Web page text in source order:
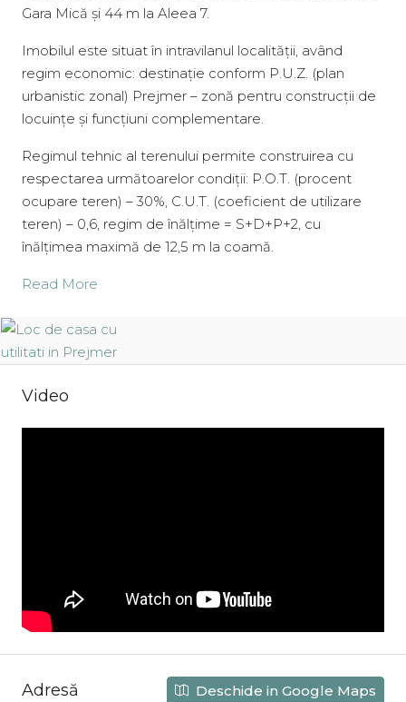
Gara Mică și 44 m la Aleea 7.
Imobilul este situat în intravilanul localității, având
regim economic: destinație conform P.U.Z. (plan
urbanistic zonal) Prejmer – zonă pentru construcții de
locuințe și funcțiuni complementare.
Regimul tehnic al terenului permite construirea cu
respectarea următoarelor condiții: P.O.T. (procent
ocupare teren) – 30%, C.U.T. (coeficient de utilizare
teren) – 0,6, regim de înălțime = S+D+P+2, cu
înălțimea maximă de 12,5 m la coamă.
Read More
Video
Adresă Deschide in Google Maps